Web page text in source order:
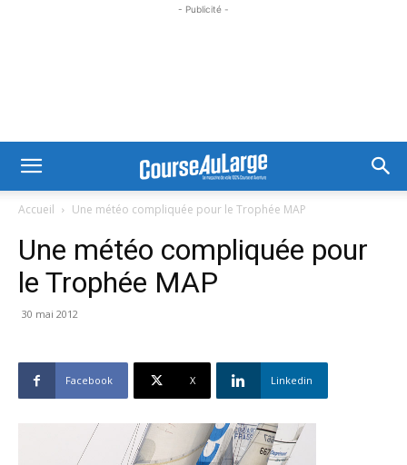
- Publicité -
Accueil Une météo compliquée pour le Trophée MAP
Une météo compliquée pour
le Trophée MAP
30 mai 2012
Facebook X Linkedin